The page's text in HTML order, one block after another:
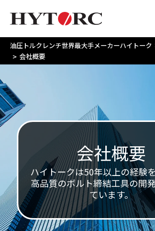
油圧トルクレンチ世界最大手メーカーハイトーク
> 会社概要
会社概要
ハイトークは50年以上の経験
高品質のボルト締結工具の開
ています。